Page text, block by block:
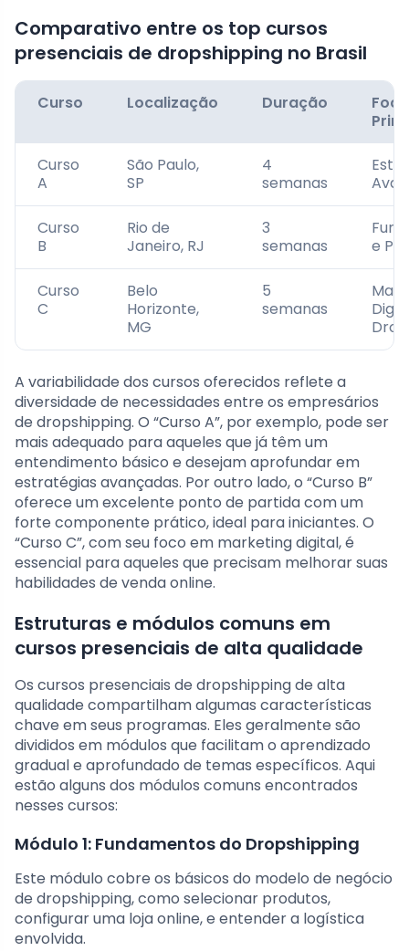
Comparativo entre os top cursos
presenciais de dropshipping no Brasil
Curso Localização Duração
Foco
Curso
A
São Paulo,
SP
4
semanas
Curso
B
Rio de
Janeiro, RJ
3
semanas
e
Curso
C
Belo
Horizonte,
MG
5
semanas
A variabilidade dos cursos oferecidos reflete a
diversidade de necessidades entre os empresários
de dropshipping. O “Curso A”, por exemplo, pode ser
mais adequado para aqueles que já têm um
entendimento básico e desejam aprofundar em
estratégias avançadas. Por outro lado, o “Curso B”
oferece um excelente ponto de partida com um
forte componente prático, ideal para iniciantes. O
“Curso C”, com seu foco em marketing digital, é
essencial para aqueles que precisam melhorar suas
habilidades de venda online.
Estruturas e módulos comuns em
cursos presenciais de alta qualidade
Os cursos presenciais de dropshipping de alta
qualidade compartilham algumas características
chave em seus programas. Eles geralmente são
divididos em módulos que facilitam o aprendizado
gradual e aprofundado de temas específicos. Aqui
estão alguns dos módulos comuns encontrados
nesses cursos:
Módulo 1: Fundamentos do Dropshipping
Este módulo cobre os básicos do modelo de negócio
de dropshipping, como selecionar produtos,
configurar uma loja online, e entender a logística
envolvida.